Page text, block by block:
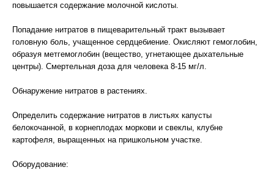
повышается содержание молочной кислоты.
Попадание нитратов в пищеварительный тракт вызывает
головную боль, учащенное сердцебиение. Окисляют гемоглобин,
образуя метгемоглобин (вещество, угнетающее дыхательные
центры). Смертельная доза для человека 8-15 мг/л.
Обнаружение нитратов в растениях.
Определить содержание нитратов в листьях капусты
белокочанной, в корнеплодах моркови и свеклы, клубне
картофеля, выращенных на пришкольном участке.
Оборудование: